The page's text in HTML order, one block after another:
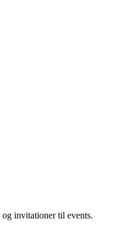
invitationer til events.